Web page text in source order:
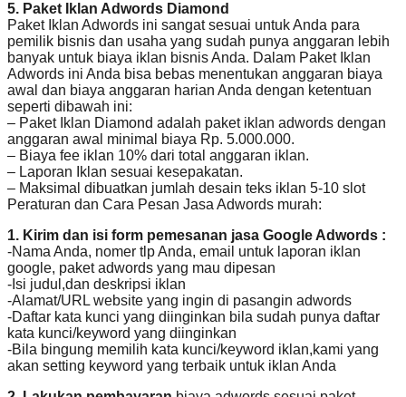
5. Paket Iklan Adwords Diamond
Paket Iklan Adwords ini sangat sesuai untuk Anda para
pemilik bisnis dan usaha yang sudah punya anggaran lebih
banyak untuk biaya iklan bisnis Anda. Dalam Paket Iklan
Adwords ini Anda bisa bebas menentukan anggaran biaya
awal dan biaya anggaran harian Anda dengan ketentuan
seperti dibawah ini:
– Paket Iklan Diamond adalah paket iklan adwords dengan
anggaran awal minimal biaya Rp. 5.000.000.
– Biaya fee iklan 10% dari total anggaran iklan.
– Laporan Iklan sesuai kesepakatan.
– Maksimal dibuatkan jumlah desain teks iklan 5-10 slot
Peraturan dan Cara Pesan Jasa Adwords murah:
1. Kirim dan isi form pemesanan jasa Google Adwords :
-Nama Anda, nomer tlp Anda, email untuk laporan iklan
google, paket adwords yang mau dipesan
-Isi judul,dan deskripsi iklan
-Alamat/URL website yang ingin di pasangin adwords
-Daftar kata kunci yang diinginkan bila sudah punya daftar
kata kunci/keyword yang diinginkan
-Bila bingung memilih kata kunci/keyword iklan,kami yang
akan setting keyword yang terbaik untuk iklan Anda